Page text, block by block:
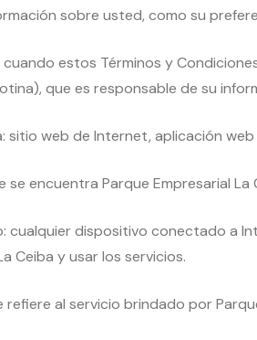
sobre usted, como su
estos Términos y
que es responsable de su
sitio web de Internet, aplicación
se encuentra Parque Empresarial
cualquier dispositivo conectado a
Ceiba y usar los servicios.
refiere al servicio brindado por